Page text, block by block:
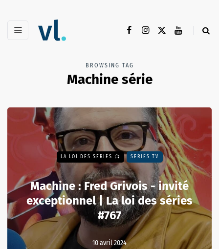
BROWSING TAG
Machine série
LA LOI DES SÉRIES 📺 SÉRIES TV
Machine : Fred Grivois - invité
exceptionnel | La loi des séries
#767
10 avril 2024